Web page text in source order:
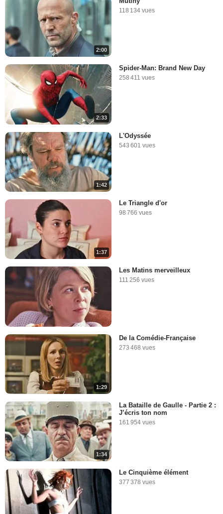
2:00
118 134 vues
2:33
Spider-Man: Brand New Day
258 411 vues
1:42
L'Odyssée
543 601 vues
1:37
Le Triangle d'or
98 766 vues
Les Matins merveilleux
111 256 vues
1:29
De la Comédie-Française
273 468 vues
1:34
La Bataille de Gaulle - Partie 2 :
J’écris ton nom
161 954 vues
Le Cinquième élément
377 378 vues